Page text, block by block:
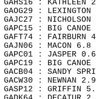
GAHS16 :
GAOG29 :
GAJC27 :
GAPC15 : BIG
GAFT74 :
GAJN06 :
GAPC01 :
GAPC19 : BIG
GACB04 : SANDY
GACW30 :
GASP12 :